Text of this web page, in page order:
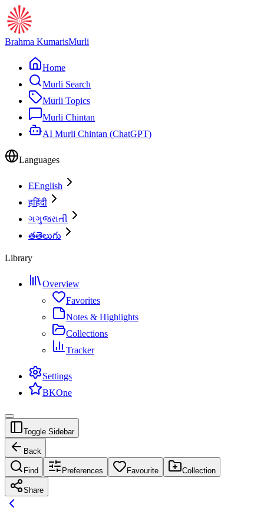
Brahma KumarisMurli
Home
Murli Search
Murli Topics
Murli Chintan
AI Murli Chintan (ChatGPT)
Languages
EEnglish
हहिंदी
ગગુજરાતી
తతెలుగు
Library
Overview
Favorites
Notes & Highlights
Collections
Tracker
Settings
BKOne
Toggle Sidebar
Back
Find Preferences Favourite Collection
Share